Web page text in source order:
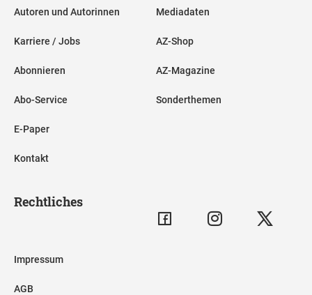
Autoren und Autorinnen
Karriere / Jobs
Abonnieren
Abo-Service
E-Paper
Kontakt
Mediadaten
AZ-Shop
AZ-Magazine
Sonderthemen
Rechtliches
Impressum
AGB